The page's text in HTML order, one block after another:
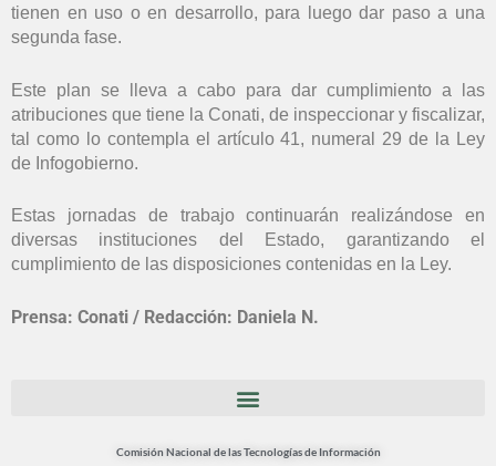
tienen en uso o en desarrollo, para luego dar paso a una
segunda fase.
Este plan se lleva a cabo para dar cumplimiento a las
atribuciones que tiene la Conati, de inspeccionar y fiscalizar,
tal como lo contempla el artículo 41, numeral 29 de la Ley
de Infogobierno.
Estas jornadas de trabajo continuarán realizándose en
diversas instituciones del Estado, garantizando el
cumplimiento de las disposiciones contenidas en la Ley.
Prensa: Conati / Redacción: Daniela N.
Comisión Nacional de las Tecnologías de Información